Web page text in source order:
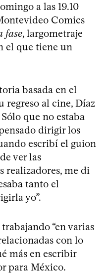
a las 19.10
Comics
fase, largometraje
el que tiene un
basada en el
regreso al cine, Díaz
que no estaba
dirigir los
escribí el guion
ver las
realizadores, me di
tanto el
yo”.
“en varias
con lo
más en escribir
para México.